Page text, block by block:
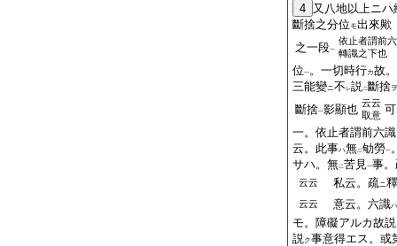
4 又八地以上ニ
斷捨之分位モ出來
之一段一
依止者謂前六
轉識之下也
位一。一切時行カ故
三能變ニ不 レ説二 斷捨ヲ
斷捨一影顯也 云云
取意 可
一。依止者謂前六識
云。此事ハ無二劬勞一
サハ。無二苦見一事
云云 私云。疏ニ釋
云云 意云。六識ハ
モ。障礙アルカ故説
説ク事意得エス。或